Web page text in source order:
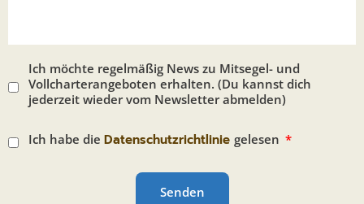
Ich möchte regelmäßig News zu Mitsegel- und
Vollcharterangeboten erhalten. (Du kannst dich
jederzeit wieder vom Newsletter abmelden)
Ich habe die Datenschutzrichtlinie gelesen
Senden